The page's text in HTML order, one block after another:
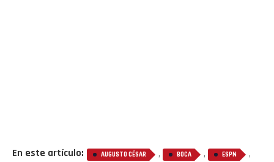
En este artículo: AUGUSTO CÉSAR , BOCA , ESPN ,